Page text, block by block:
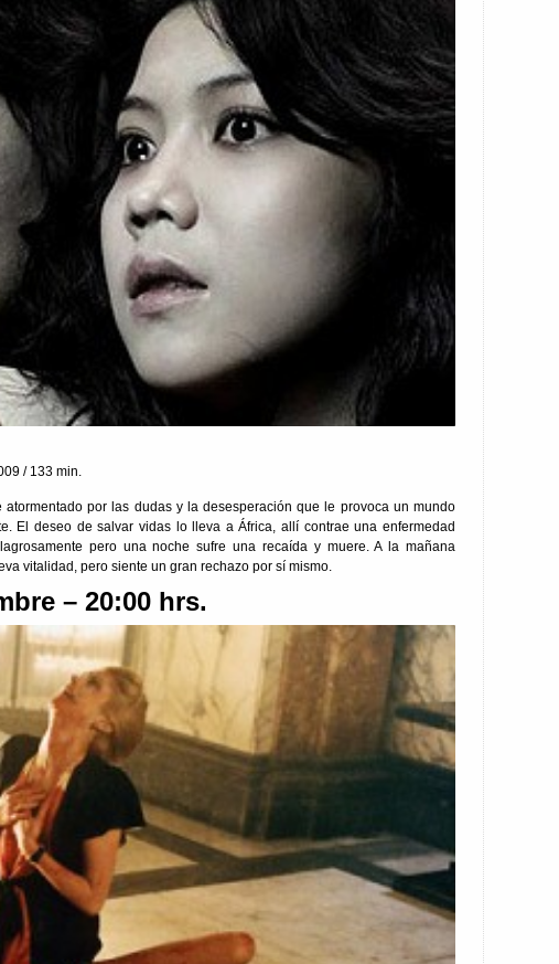
/ 133 min.
atormentado por las dudas y la desesperación que le provoca un mundo
El deseo de salvar vidas lo lleva a África, allí contrae una enfermedad
pero una noche sufre una recaída y muere. A la mañana
vitalidad, pero siente un gran rechazo por sí mismo.
– 20:00 hrs.